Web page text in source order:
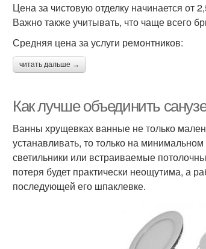
Цена за чистовую отделку начинается от
Важно также учитывать, что чаще всего
Средняя цена за услуги ремонтников:
читать дальше →
Как лучше объединить
Ванны хрущевках ванные не только
устанавливать, то только на
светильники или встраиваемые
потеря будет практически неощутима, а
последующей его шпаклевке.